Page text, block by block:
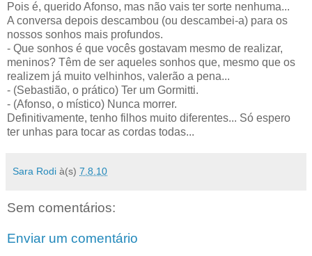
Pois é, querido Afonso, mas não vais ter sorte nenhuma...
A conversa depois descambou (ou descambei-a) para os
nossos sonhos mais profundos.
- Que sonhos é que vocês gostavam mesmo de realizar,
meninos? Têm de ser aqueles sonhos que, mesmo que os
realizem já muito velhinhos, valerão a pena...
- (Sebastião, o prático) Ter um Gormitti.
- (Afonso, o místico) Nunca morrer.
Definitivamente, tenho filhos muito diferentes... Só espero
ter unhas para tocar as cordas todas...
Sara Rodi à(s) 7.8.10
Sem comentários:
Enviar um comentário